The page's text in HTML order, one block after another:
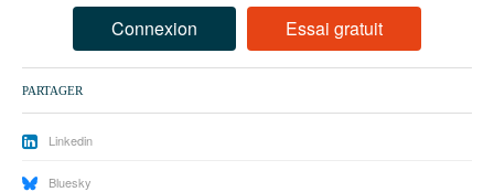
94
95
Connexion Essai gratuit
PARTAGER
Linkedin
Bluesky